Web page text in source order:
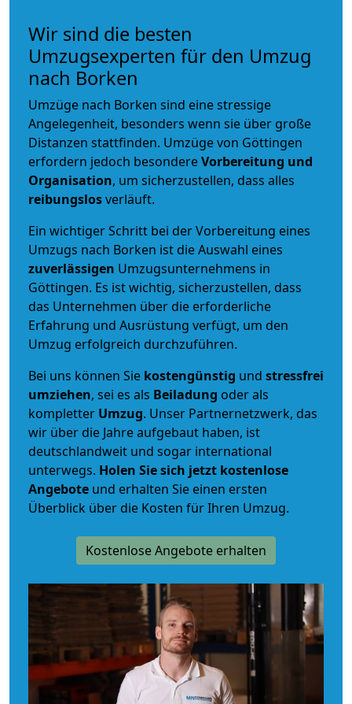
Wir sind die besten
Umzugsexperten für den Umzug
nach Borken
Umzüge nach Borken sind eine stressige
Angelegenheit, besonders wenn sie über große
Distanzen stattfinden. Umzüge von Göttingen
erfordern jedoch besondereVorbereitung und
Organisation, um sicherzustellen, dass alles
reibungslosverläuft.
Ein wichtiger Schritt bei der Vorbereitung eines
Umzugs nach Borken ist die Auswahl eines
zuverlässigen Umzugsunternehmens in
Göttingen. Es ist wichtig, sicherzustellen, dass
das Unternehmen über die erforderliche
Erfahrung und Ausrüstung verfügt, um den
Umzug erfolgreich durchzuführen.
Bei uns können Sie kostengünstig und stressfrei
umziehen, sei es als Beiladung oder als
kompletter Umzug. Unser Partnernetzwerk, das
wir über die Jahre aufgebaut haben, ist
deutschlandweit und sogar international
unterwegs. Holen Sie sich jetzt kostenlose
Angebote und erhalten Sie einen ersten
Überblick über die Kosten für Ihren Umzug.
Kostenlose Angebote erhalten